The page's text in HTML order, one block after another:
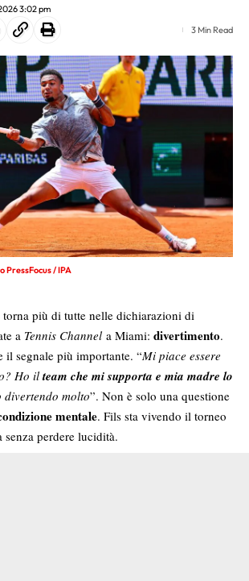
3:02 pm
3 Min Read
PressFocus / IPA
torna più di tutte nelle dichiarazioni di
a Tennis Channel a Miami: divertimento.
il segnale più importante. “Mi piace essere
Ho il team che mi supporta e mia madre lo
divertendo molto”. Non è solo una questione
mentale. Fils sta vivendo il torneo
senza perdere lucidità.